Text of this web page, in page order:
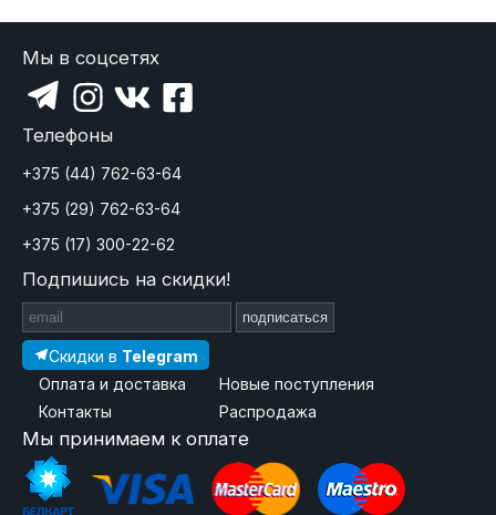
Мы в соцсетях
Телефоны
+375 (44) 762-63-64
+375 (29) 762-63-64
+375 (17) 300-22-62
Подпишись на скидки!
подписаться
Скидки в Telegram
Оплата и доставка
Контакты
Новые поступления
Распродажа
Мы принимаем к оплате